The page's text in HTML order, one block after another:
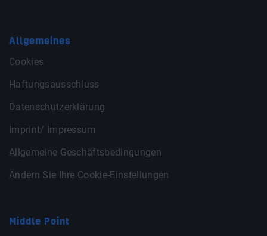
Allgemeines
Cookies
Haftungsausschluss
Datenschutzerklärung
Imprint/ Impressum
Allgemeine Geschäftsbedingungen
Ändern Sie Ihre Cookie-Einstellungen
Middle Point